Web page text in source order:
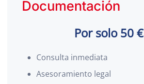
Documentación
Por solo 50 €
Consulta inmediata
Asesoramiento legal